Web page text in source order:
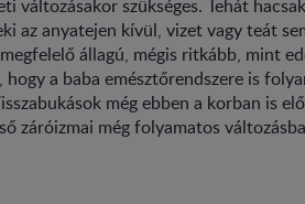
változásakor szükséges. Tehát
az anyatejen kívül, vizet vagy teát
állagú, mégis ritkább, mint
a baba emésztőrendszere is
még ebben a korban is
záróizmai még folyamatos